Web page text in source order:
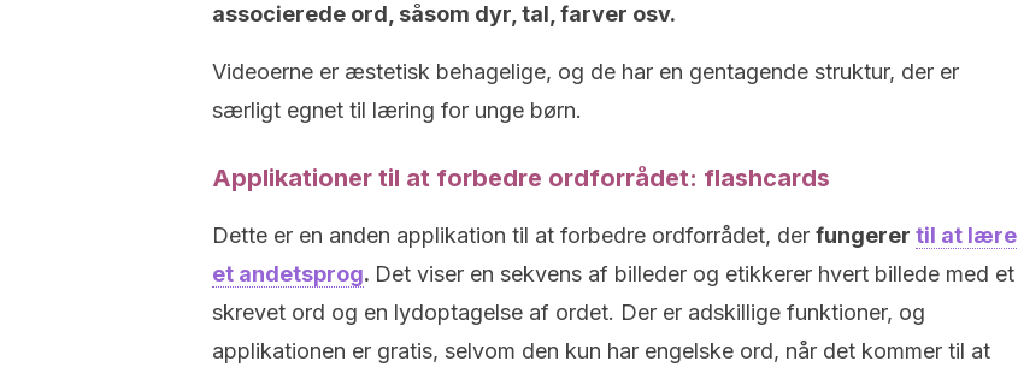
associerede ord, såsom dyr, tal, farver osv.
Videoerne er æstetisk behagelige, og de har en gentagende struktur, der er
særligt egnet til læring for unge børn.
Applikationer til at forbedre ordforrådet: flashcards
Dette er en anden applikation til at forbedre ordforrådet, der fungerer til at lære
et andetsprog. Det viser en sekvens af billeder og etikkerer hvert billede med et
skrevet ord og en lydoptagelse af ordet. Der er adskillige funktioner, og
applikationen er gratis, selvom den kun har engelske ord, når det kommer til at